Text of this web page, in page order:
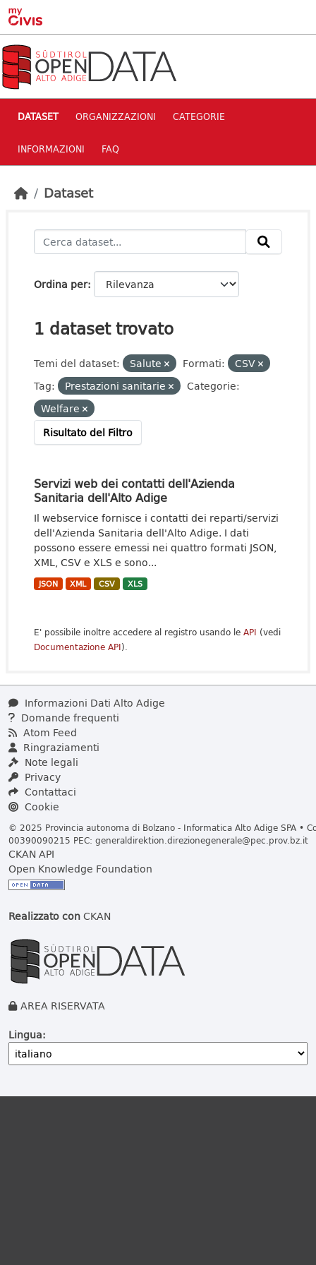
Skip to main content
DATASET ORGANIZZAZIONI CATEGORIE
INFORMAZIONI FAQ
Dataset
Ordina per
1 dataset trovato
Temi del dataset: Salute Formati:
CSV
Tag:
Prestazioni sanitarie
Categorie:
Welfare
Risultato del Filtro
Servizi web dei contatti dell'Azienda
Sanitaria dell'Alto Adige
Il webservice fornisce i contatti dei reparti/servizi
dell'Azienda Sanitaria dell'Alto Adige. I dati
possono essere emessi nei quattro formati JSON,
XML, CSV e XLS e sono...
JSON XML CSV XLS
E' possibile inoltre accedere al registro usando le API (vedi
Documentazione API).
Informazioni Dati Alto Adige
Domande frequenti
Atom Feed
Ringraziamenti
Note legali
Privacy
Contattaci
Cookie
© 2025 Provincia autonoma di Bolzano - Informatica Alto Adige SPA •
00390090215 PEC: generaldirektion.direzionegenerale@pec.prov.bz.it
CKAN API
Open Knowledge Foundation
Realizzato conCKAN
AREA RISERVATA
Lingua